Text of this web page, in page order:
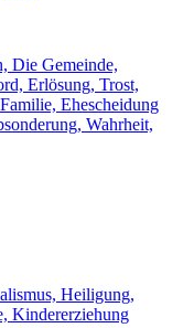
Die Gemeinde,
Erlösung, Trost,
Ehescheidung
Wahrheit,
Heiligung,
Kindererziehung